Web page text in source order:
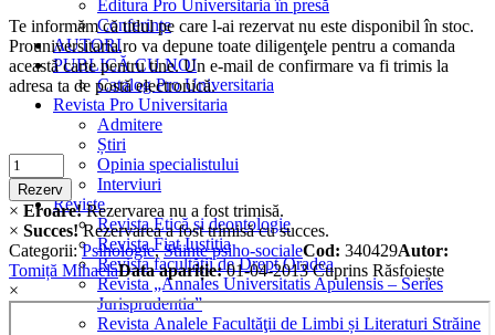
Editura Pro Universitaria în presă
Conferințe
AUTORI
PUBLICĂ CU NOI
Catalog Pro Universitaria
Revista Pro Universitaria
Admitere
Știri
Opinia specialistului
Interviuri
Reviste
Revista Etică și deontologie
Revista Fiat Iustitia
Revista facultății de Drept Oradea
Revista „Annales Universitatis Apulensis – Series
Jurisprudentia”
Revista Analele Facultăţii de Limbi și Literaturi Străine
Te informăm că titlul pe care l-ai rezervat nu este disponibil în stoc.
Prouniversitaria.ro va depune toate diligenţele pentru a comanda
această carte pentru tine. Un e-mail de confirmare va fi trimis la
adresa ta de postă electronică.
Criminalistica
quantity
Rezerv
× Eroare!Rezervarea nu a fost trimisă.
× Succes!Rezervarea a fost trimisă cu succes.
Categorii:Psihologie,Stiinte psiho-socialeCod: 340429Autor:
Tomiță MihaelaData apariție:01-04-2013Cuprins Răsfoiește
×